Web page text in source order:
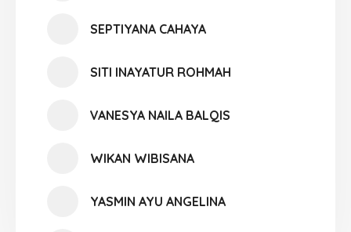
SEPTIYANA CAHAYA
SITI INAYATUR ROHMAH
VANESYA NAILA BALQIS
WIKAN WIBISANA
YASMIN AYU ANGELINA